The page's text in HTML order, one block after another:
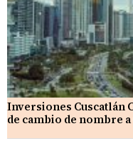
Inversiones Cuscatlán
de cambio de nombre